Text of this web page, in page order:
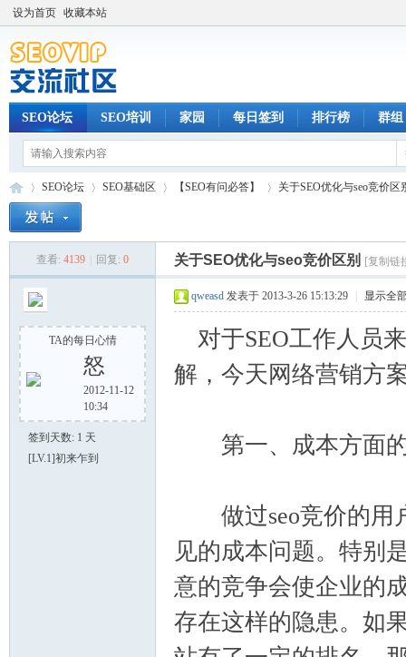
设为首页 收藏本站
SEO论坛 SEO培训 家园 每日签到 排行榜 群组
SEO论坛
›
SEO基础区 【SEO有问必答】
›
关于SEO优化与seo竞价区
查看: 4139 回复: 0 关于SEO优化与seo竞价区别 [复制链
TA的每日心情
怒
2012-11-12
10:34
签到天数: 1 天
[LV.1]初来乍到
qweasd 发表于 2013-3-26 15:13:29 显示全
对于SEO工作人员
解，今天网络营销方
第一、成本方面
做过seo竞价的用
见的成本问题。特别
意的竞争会使企业的
存在这样的隐患。如